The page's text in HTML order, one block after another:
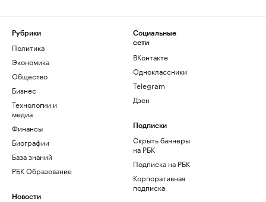
Рубрики
Политика
Экономика
Общество
Бизнес
Технологии и
медиа
Финансы
Биографии
База знаний
РБК Образование
Новости
Социальные
сети
ВКонтакте
Одноклассники
Telegram
Дзен
Подписки
Скрыть баннеры
на РБК
Подписка на РБК
Корпоративная
подписка